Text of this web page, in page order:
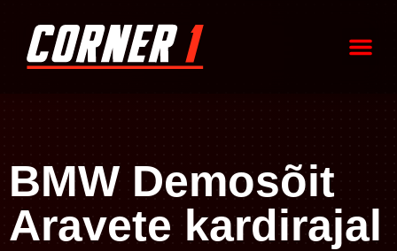
BMW Demosõit
Aravete kardirajal